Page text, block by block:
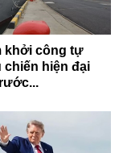
khởi công tự
chiến hiện đại